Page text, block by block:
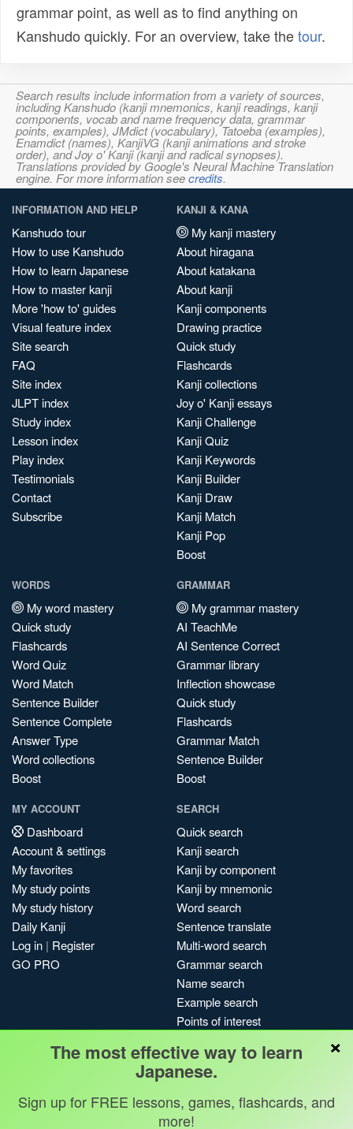
grammar point, as well as to find anything on
Kanshudo quickly. For an overview, take thetour.
Search results include information from a variety of sources,
including Kanshudo (kanji mnemonics, kanji readings, kanji
components, vocab and name frequency data, grammar
points, examples), JMdict (vocabulary), Tatoeba (examples),
Enamdict (names), KanjiVG (kanji animations and stroke
order), and Joy o' Kanji (kanji and radical synopses).
Translations provided by Google's Neural Machine Translation
engine. For more information seecredits.
INFORMATION AND HELP
Kanshudo tour
How to use Kanshudo
How to learn Japanese
How to master kanji
More 'how to' guides
Visual feature index
Site search
FAQ
Site index
JLPT index
Study index
Lesson index
Play index
Testimonials
Contact
Subscribe
KANJI & KANA
My kanji mastery
About hiragana
About katakana
About kanji
Kanji components
Drawing practice
Quick study
Flashcards
Kanji collections
Joy o' Kanji essays
Kanji Challenge
Kanji Quiz
Kanji Keywords
Kanji Builder
Kanji Draw
Kanji Match
Kanji Pop
Boost
WORDS
My word mastery
Quick study
Flashcards
Word Quiz
Word Match
Sentence Builder
Sentence Complete
Answer Type
Word collections
Boost
GRAMMAR
My grammar mastery
AI TeachMe
AI Sentence Correct
Grammar library
Inflection showcase
Quick study
Flashcards
Grammar Match
Sentence Builder
Boost
MY ACCOUNT
Dashboard
Account & settings
My favorites
My study points
My study history
Daily Kanji
Log in | Register
GO PRO
SEARCH
Quick search
Kanji search
Kanji by component
Kanji by mnemonic
Word search
Sentence translate
Multi-word search
Grammar search
Name search
Example search
Points of interest
My search history
Search index
Blog
×
The most effective way to learn
Japanese.
Sign up for FREE lessons, games, flashcards, and
more!